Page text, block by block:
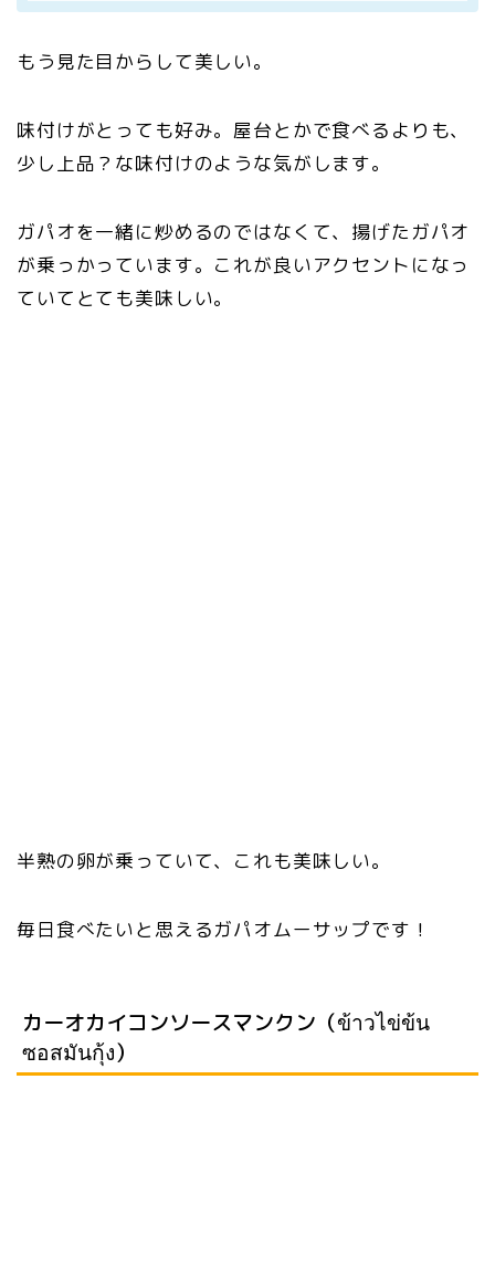
もう見た目からして美しい。
味付けがとっても好み。屋台とかで食べるよりも、
少し上品？な味付けのような気がします。
ガパオを一緒に炒めるのではなくて、揚げたガパオ
が乗っかっています。これが良いアクセントになっ
ていてとても美味しい。
半熟の卵が乗っていて、これも美味しい。
毎日食べたいと思えるガパオムーサップです！
カーオカイコンソースマンクン（ข้าวไข่ข้น
ซอสมันกุ้ง）